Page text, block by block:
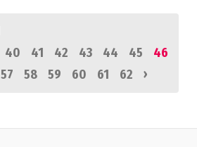
40 41 42 43 44 45
46
57 58 59 60 61 62 ›